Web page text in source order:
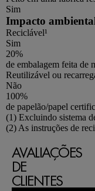
Sim
Impacto
Reciclável¹
Sim
20%
de embalagem feita de
Reutilizável ou
Não
100%
de papelão/papel
Footnotes
(1) Excluindo sistema
(2) As instruções de
AVALIAÇÕES
DE
CLIENTES